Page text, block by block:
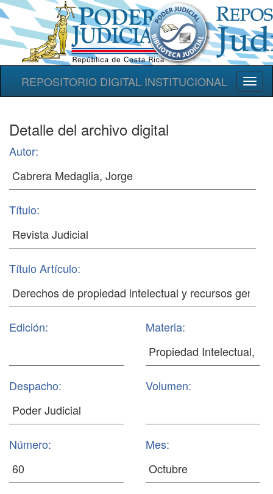
REPOSITORIO DIGITAL INSTITUCIONAL
Detalle del archivo digital
Autor:
Título:
Título Artículo:
Edición: Materia:
Despacho: Volumen:
Número: Mes: